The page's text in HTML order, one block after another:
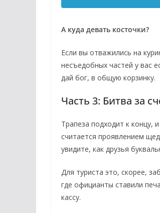
А куда девать косточки?
Если вы отважились на
несъедобных частей у вас
дай бог, в общую корзинку.
Часть 3: Битва за
Трапеза подходит к концу,
считается проявлением
увидите, как друзья
Для туриста это, скорее,
где официанты ставили
кассу.